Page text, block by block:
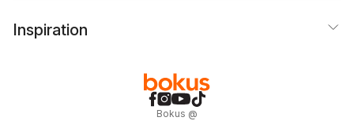
Inspiration
Bokus @